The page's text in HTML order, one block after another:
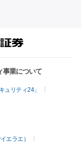
事業について
ュリティ24」
エラエ）